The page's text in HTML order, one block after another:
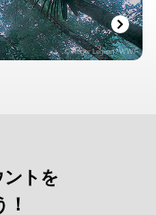
© Roger Leguen / WWF
トを